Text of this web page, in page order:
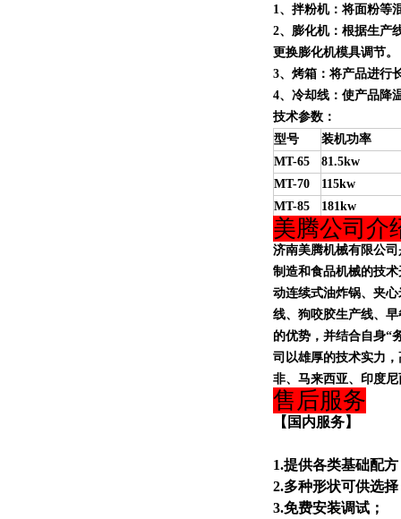
1、拌粉机：将面粉等
2、膨化机：根据生产
更换膨化机模具调节。
3、 烤箱 ：将产品进行
4、冷却线：使产品降
技术参数：
型号
装机功率
MT-65
81.5kw
MT-70
115kw
MT-85
181kw
美腾公司介
济南美腾机械有限公
制造和食品机械的技
动连续式油炸锅、夹
线、狗咬胶生产线、
的优势，并结合自身“
司以雄厚的技术实力
非、马来西亚、印度
售后服务
【国内服务】
1.提供各类基础配
2.多种形状可供选择
3.免费安装调试；